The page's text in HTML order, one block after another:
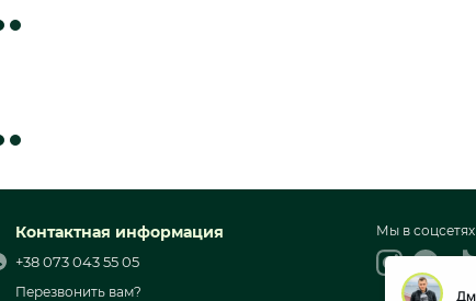
Контактная информация
+38 073 043 55 05
Перезвонить вам?
Мы в соцсетях